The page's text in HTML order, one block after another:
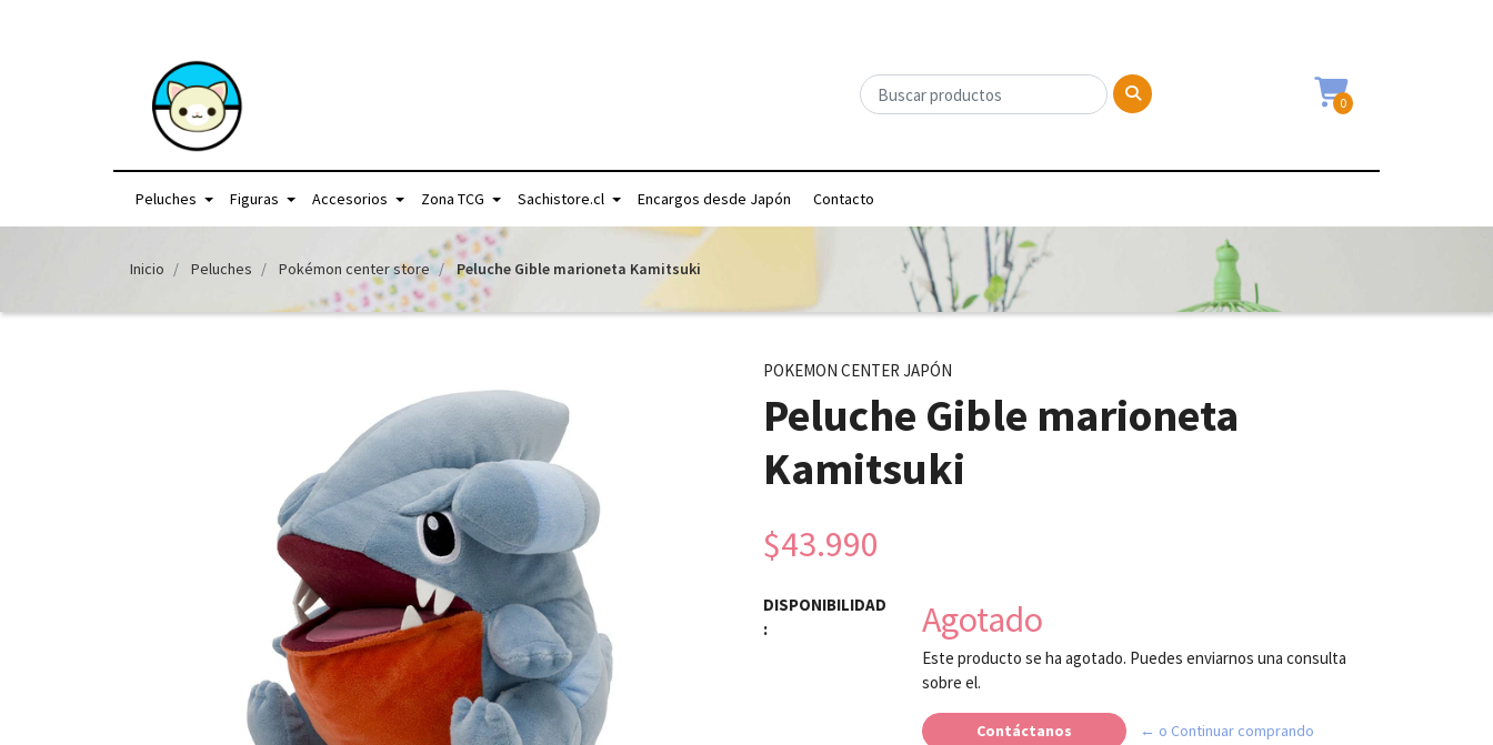
0
Peluches Figuras Accesorios Zona TCG Sachistore.cl Encargos desde Japón Contacto
Inicio Peluches Pokémon center store Peluche Gible marioneta Kamitsuki
POKEMON CENTER JAPÓN
Peluche Gible marioneta
Kamitsuki
$43.990
DISPONIBILIDAD
:
Agotado
Este producto se ha agotado. Puedes enviarnos una consulta
sobre el.
Contáctanos ← o Continuar comprando